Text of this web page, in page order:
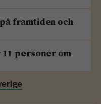
framtiden och
personer om